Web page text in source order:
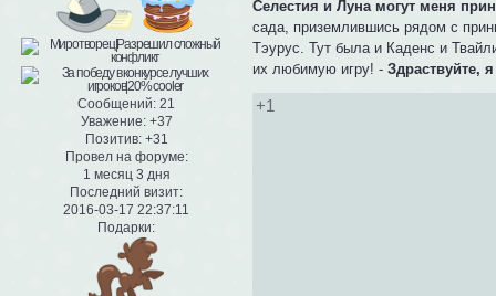
Сообщений: 21
Уважение: +37
Позитив: +31
Провел на форуме:
1 месяц 3 дня
Последний визит:
2016-03-17 22:37:11
Подарки:
Селестия и Луна могут меня
сада, приземлившись рядом с
Тэурус. Тут была и Каденс и
их любимую игру! -Здраствуйте,
+1